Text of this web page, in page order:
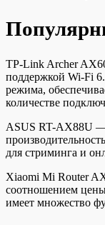
TP-Link Archer
поддержкой Wi-Fi
режима,
количестве
ASUS RT-AX88U
для стриминга и
Xiaomi Mi Router
соотношением
имеет множество